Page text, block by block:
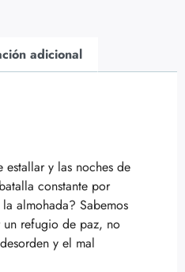
adicional
estallar y las noches de
constante por
almohada? Sabemos
refugio de paz, no
y el mal